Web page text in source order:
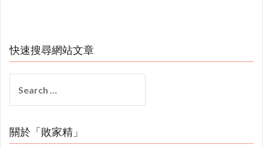
快速搜尋網站文章
for:
關於「敗家精」